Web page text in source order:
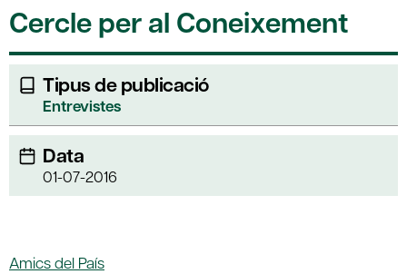
Cercle per al Coneixement
Tipus de publicació
Entrevistes
Data
01-07-2016
Amics del País